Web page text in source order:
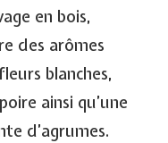
en bois,
des arômes
blanches,
ainsi qu’une
d’agrumes.